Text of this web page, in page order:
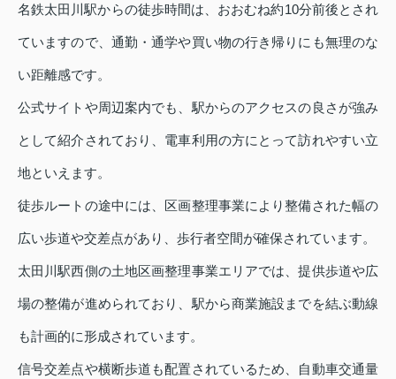
名鉄太田川駅からの徒歩時間は、おおむね約10分前後とされ
ていますので、通勤・通学や買い物の行き帰りにも無理のな
い距離感です。
公式サイトや周辺案内でも、駅からのアクセスの良さが強み
として紹介されており、電車利用の方にとって訪れやすい立
地といえます。
徒歩ルートの途中には、区画整理事業により整備された幅の
広い歩道や交差点があり、歩行者空間が確保されています。
太田川駅西側の土地区画整理事業エリアでは、提供歩道や広
場の整備が進められており、駅から商業施設までを結ぶ動線
も計画的に形成されています。
信号交差点や横断歩道も配置されているため、自動車交通量